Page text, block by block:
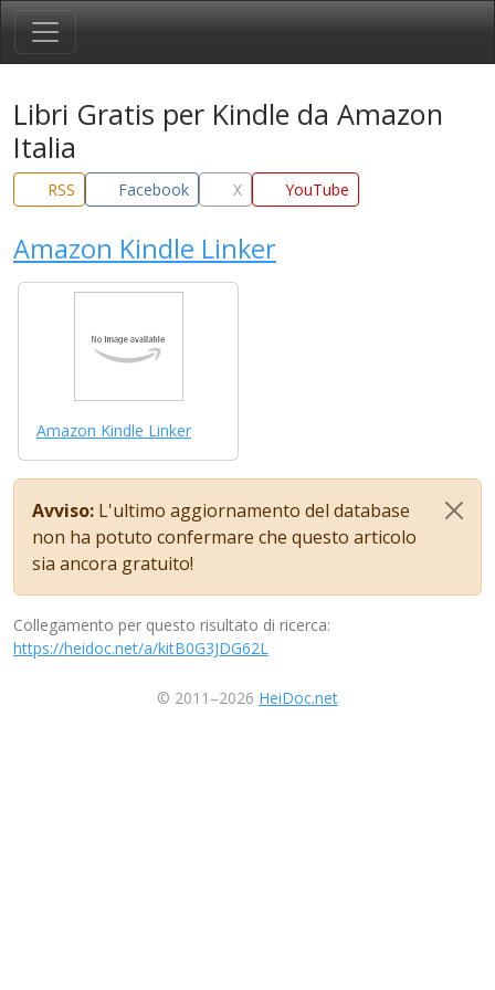
Libri Gratis per Kindle da Amazon
Italia
RSS Facebook X YouTube
Amazon Kindle Linker
Amazon Kindle Linker
Avviso: L'ultimo aggiornamento del database
non ha potuto confermare che questo articolo
sia ancora gratuito!
Collegamento per questo risultato di ricerca:
https://heidoc.net/a/kitB0G3JDG62L
© 2011–2026 HeiDoc.net